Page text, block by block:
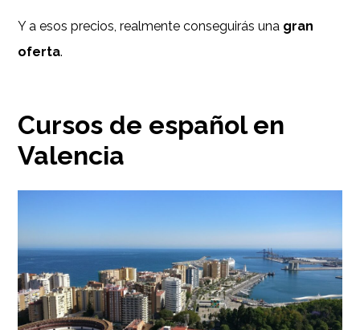
Y a esos precios, realmente conseguirás una gran
oferta.
Cursos de español en
Valencia